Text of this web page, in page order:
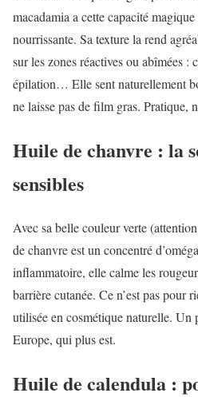
macadamia a cette capacité
nourrissante. Sa texture la rend
sur les zones réactives ou abîmées :
épilation… Elle sent naturellement
ne laisse pas de film gras. Pratique,
Huile de chanvre : la
sensibles
Avec sa belle couleur verte
de chanvre est un concentré
inflammatoire, elle calme les
barrière cutanée. Ce n’est pas pour
utilisée en cosmétique naturelle.
Europe, qui plus est.
Huile de calendula :